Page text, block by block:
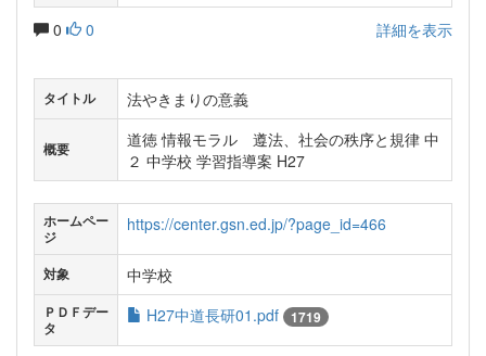
0 0 詳細を表示
タイトル 法やきまりの意義
概要
道徳 情報モラル 遵法、社会の秩序と規律 中
２ 中学校 学習指導案 H27
ホームペー
ジ
https://center.gsn.ed.jp/?page_id=466
対象 中学校
ＰＤＦデー
タ
H27中道長研01.pdf 1719